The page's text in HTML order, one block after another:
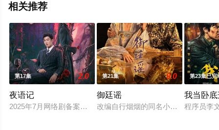
相关推荐
第17集 2.0
夜语记
2025年7月网络剧备案当代 都市 海南越酷文化传媒有限公司
第21集 9.0
御廷谣
改编自行烟烟的同名小说。孟廷辉，
第23集已完
我当卧
程序员李